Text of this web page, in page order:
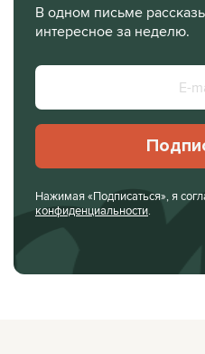
В одном письме
интересное за неделю.
Нажимая «Подписаться», я
конфиденциальности.